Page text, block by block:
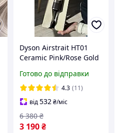
Dyson Airstrait HT01
Ceramic Pink/Rose Gold
випрямлення волосся,
Випрямляч для волосся
1600 Вт
Готово до відправки
4.3 (11)
від532₴/міс
3 190₴
6 380 ₴